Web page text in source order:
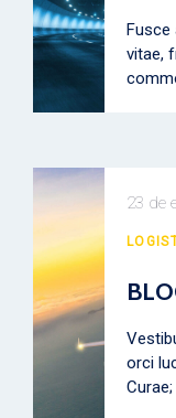
Fusce
vitae,
23 de
orci